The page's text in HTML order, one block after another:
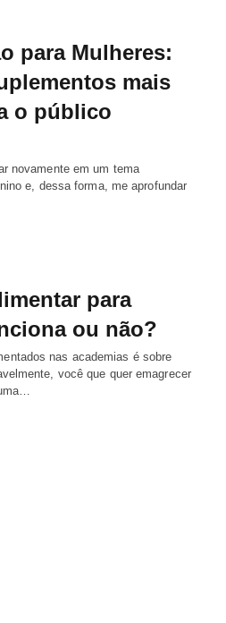
para Mulheres:
mais
o público
novamente em um tema
e, dessa forma, me aprofundar
para
ou não?
nas academias é sobre
você que quer emagrecer